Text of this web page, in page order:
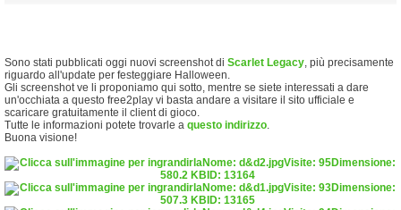
Sono stati pubblicati oggi nuovi screenshot di Scarlet Legacy, più precisamente
riguardo all'update per festeggiare Halloween.
Gli screenshot ve li proponiamo qui sotto, mentre se siete interessati a dare
un'occhiata a questo free2play vi basta andare a visitare il sito ufficiale e
scaricare gratuitamente il client di gioco.
Tutte le informazioni potete trovarle a questo indirizzo.
Buona visione!